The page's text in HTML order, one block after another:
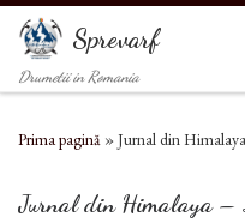
Sari la conținut
Sprevarf
Drumetii in Romania
Prima pagină »Jurnal din
Jurnal din Himalaya –